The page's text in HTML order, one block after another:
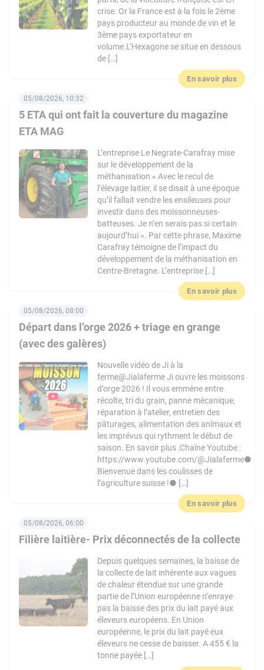
crise. Or la France est à la fois le 2ème
pays producteur au monde de vin et le
3ème pays exportateur en
volume.L’Hexagone se situe en dessous
de […]
En savoir plus
5 ETA qui ont fait la couverture du magazine
ETA MAG
05/08/2026, 10:32
L’entreprise Le Negrate-Carafray mise
sur le développement de la
méthanisation « Avec le recul de
l’élevage laitier, il se disait à une époque
qu’il fallait vendre les ensileuses pour
investir dans des moissonneuses-
batteuses. Je n’en serais pas si certain
aujourd’hui ». Par cette phrase, Maxime
Carafray témoigne de l’impact du
développement de la méthanisation en
Centre-Bretagne. L’entreprise […]
En savoir plus
Départ dans l’orge 2026 + triage en grange
(avec des galères)
05/08/2026, 08:00
Nouvelle vidéo de Ji à la
ferme@Jialaferme Ji ouvre les moissons
d’orge 2026 ! Il vous emmène entre
récolte, tri du grain, panne mécanique,
réparation à l’atelier, entretien des
pâturages, alimentation des animaux et
les imprévus qui rythment le début de
saison. En savoir plus :Chaîne Youtube :
https://www.youtube.com/@Jialaferme●
Bienvenue dans les coulisses de
l’agriculture suisse !● […]
En savoir plus
Filière laitière- Prix déconnectés de la collecte
05/08/2026, 06:00
Depuis quelques semaines, la baisse de
la collecte de lait inhérente aux vagues
de chaleur étendue sur une grande
partie de l’Union européenne n’enraye
pas la baisse des prix du lait payé aux
éleveurs européens. En Union
européenne, le prix du lait payé eux
éleveurs ne cesse de baisser. A 455 € la
tonne payée […]